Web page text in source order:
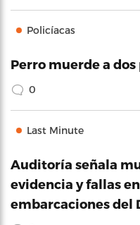
Policíacas
Perro muerde a dos
0
Last Minute
Auditoría señala
evidencia y fallas
embarcaciones del